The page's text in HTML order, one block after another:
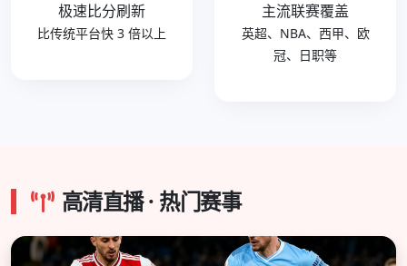
极速比分刷新
比传统平台快 3 倍以上
主流联赛覆盖
英超、NBA、西甲、欧
冠、日职等
高清直播 · 热门赛事